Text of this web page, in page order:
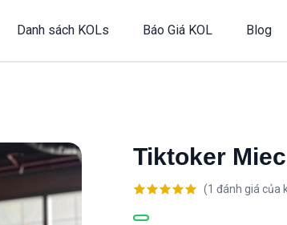
Danh sách KOLs Báo Giá KOL Blog
Tiktoker
dựa trên
(1 đánh giá của